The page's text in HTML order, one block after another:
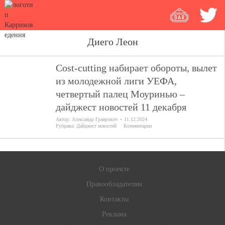
Диего Леон
Cost-cutting набирает обороты, вылет
из молодежной лиги УЕФА,
четвертый палец Моуринью –
дайджест новостей 11 декабря
Автор: Александр Граирович
11.12.2024
Рубрика: Дайджест новостей Комментарии
О проекте
Правообладателям
Контакты
Реклама